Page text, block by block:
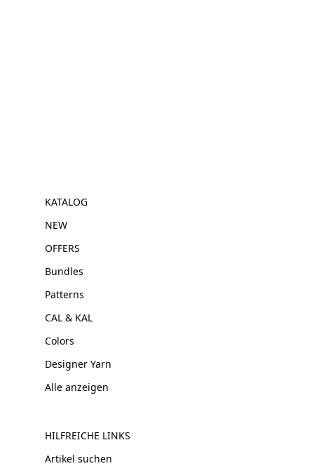
KATALOG
NEW
OFFERS
Bundles
Patterns
CAL & KAL
Colors
Designer Yarn
Alle anzeigen
HILFREICHE LINKS
Artikel suchen